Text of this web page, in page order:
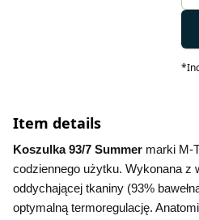
*
Item details
Koszulka 93/7 Summer marki M-
codziennego użytku. Wykonana z
oddychającej tkaniny (93%
optymalną termoregulację.